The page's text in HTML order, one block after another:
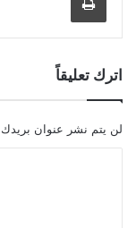
اترك تعليقاً
لن يتم نشر عنوان بريدك